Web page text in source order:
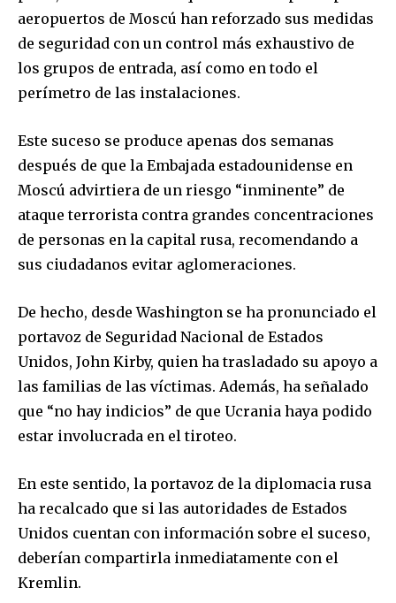
SUBSCRIBERS and be part of the
conversation.
To subscribe, simply enter your email address on our website
or click the subscribe button below. Don't worry, we respect
your privacy and won't spam your inbox. Your information is
safe with us.
SUBSCRIBE
I've read and accept the Privacy Policy
aeropuertos de Moscú han reforzado sus medidas
de seguridad con un control más exhaustivo de
los grupos de entrada, así como en todo el
perímetro de las instalaciones.
Este suceso se produce apenas dos semanas
después de que la Embajada estadounidense en
Moscú advirtiera de un riesgo “inminente” de
ataque terrorista contra grandes concentraciones
de personas en la capital rusa, recomendando a
sus ciudadanos evitar aglomeraciones.
De hecho, desde Washington se ha pronunciado el
portavoz de Seguridad Nacional de Estados
Unidos, John Kirby, quien ha trasladado su apoyo a
las familias de las víctimas. Además, ha señalado
que “no hay indicios” de que Ucrania haya podido
estar involucrada en el tiroteo.
En este sentido, la portavoz de la diplomacia rusa
ha recalcado que si las autoridades de Estados
Unidos cuentan con información sobre el suceso,
deberían compartirla inmediatamente con el
Kremlin.